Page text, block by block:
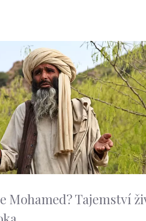
Mohamed? Tajemství